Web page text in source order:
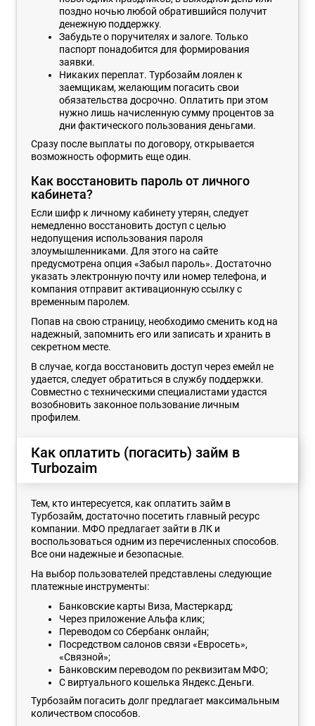
поздно ночью любой обратившийся получит
денежную поддержку.
Забудьте о поручителях и залоге. Только
паспорт понадобится для формирования
заявки.
Никаких переплат. Турбозайм лоялен к
заемщикам, желающим погасить свои
обязательства досрочно. Оплатить при этом
нужно лишь начисленную сумму процентов за
дни фактического пользования деньгами.
Сразу после выплаты по договору, открывается
возможность оформить еще один.
Как восстановить пароль от личного
кабинета?
Если шифр к личному кабинету утерян, следует
немедленно восстановить доступ с целью
недопущения использования пароля
злоумышленниками. Для этого на сайте
предусмотрена опция «Забыл пароль». Достаточно
указать электронную почту или номер телефона, и
компания отправит активационную ссылку с
временным паролем.
Попав на свою страницу, необходимо сменить код на
надежный, запомнить его или записать и хранить в
секретном месте.
В случае, когда восстановить доступ через емейл не
удается, следует обратиться в службу поддержки.
Совместно с техническими специалистами удастся
возобновить законное пользование личным
профилем.
Как оплатить (погасить) займ в
Turbozaim
Тем, кто интересуется, как оплатить займ в
Турбозайм, достаточно посетить главный ресурс
компании. МФО предлагает зайти в ЛК и
воспользоваться одним из перечисленных способов.
Все они надежные и безопасные.
На выбор пользователей представлены следующие
платежные инструменты:
Банковские карты Виза, Мастеркард;
Через приложение Альфа клик;
Переводом со Сбербанк онлайн;
Посредством салонов связи «Евросеть»,
«Связной»;
Банковским переводом по реквизитам МФО;
С виртуального кошелька Яндекс.Деньги.
Турбозайм погасить долг предлагает максимальным
количеством способов.